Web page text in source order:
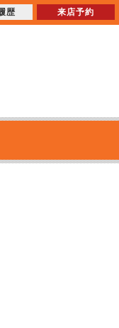
歴 来店予約